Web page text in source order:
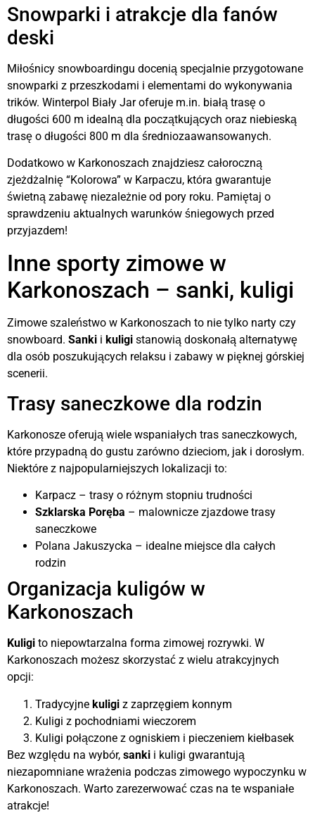
Snowparki i atrakcje dla fanów
deski
Miłośnicy snowboardingu docenią specjalnie przygotowane
snowparki z przeszkodami i elementami do wykonywania
trików. Winterpol Biały Jar oferuje m.in. białą trasę o
długości 600 m idealną dla początkujących oraz niebieską
trasę o długości 800 m dla średniozaawansowanych.
Dodatkowo w Karkonoszach znajdziesz całoroczną
zjeżdżalnię “Kolorowa” w Karpaczu, która gwarantuje
świetną zabawę niezależnie od pory roku. Pamiętaj o
sprawdzeniu aktualnych warunków śniegowych przed
przyjazdem!
Inne sporty zimowe w
Karkonoszach – sanki, kuligi
Zimowe szaleństwo w Karkonoszach to nie tylko narty czy
snowboard. Sanki i kuligi stanowią doskonałą alternatywę
dla osób poszukujących relaksu i zabawy w pięknej górskiej
scenerii.
Trasy saneczkowe dla rodzin
Karkonosze oferują wiele wspaniałych tras saneczkowych,
które przypadną do gustu zarówno dzieciom, jak i dorosłym.
Niektóre z najpopularniejszych lokalizacji to:
Karpacz – trasy o różnym stopniu trudności
Szklarska Poręba – malownicze zjazdowe trasy
saneczkowe
Polana Jakuszycka – idealne miejsce dla całych
rodzin
Organizacja kuligów w
Karkonoszach
Kuligi to niepowtarzalna forma zimowej rozrywki. W
Karkonoszach możesz skorzystać z wielu atrakcyjnych
opcji:
Tradycyjne kuligi z zaprzęgiem konnym
Kuligi z pochodniami wieczorem
Kuligi połączone z ogniskiem i pieczeniem kiełbasek
Bez względu na wybór, sanki i kuligi gwarantują
niezapomniane wrażenia podczas zimowego wypoczynku w
Karkonoszach. Warto zarezerwować czas na te wspaniałe
atrakcje!